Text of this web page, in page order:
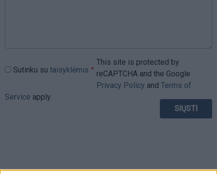
Sutinku su taisyklėmis
This site is protected by
reCAPTCHA and the Google
Privacy Policy and Terms of
Service apply.